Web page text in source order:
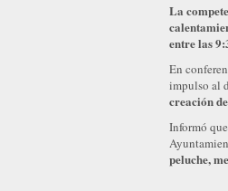
La
entre las
En
impulso al
creación
Informó
peluche,